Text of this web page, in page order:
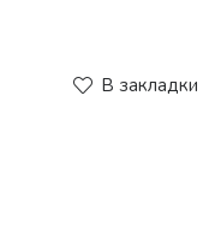
В закладки